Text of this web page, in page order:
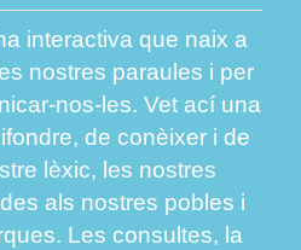
interactiva que naix a
nostres paraules i per
nos-les. Vet ací una
de conèixer i de
lèxic, les nostres
als nostres pobles i
Les consultes, la